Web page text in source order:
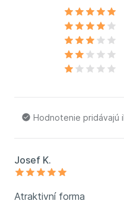
Hodnotenie pridávajú
Josef K.
Atraktivní forma